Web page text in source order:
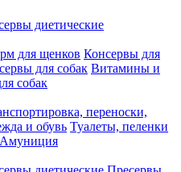
диетические
для щенков Консервы для
для собак Витамины и
собак
переноски,
и обувь Туалеты, пеленки
Амуниция